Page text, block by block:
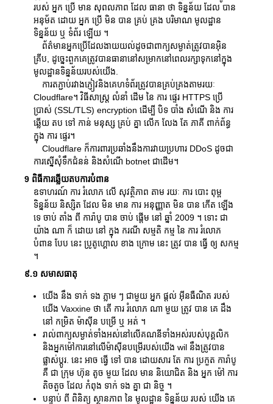
របស់ អ្នក ប្រើ មាន សុពលភាព ដែល ធានា ថា ទិន្នន័យ ដែល បាន
អនុម័ត ដោយ អ្នក ប្រើ មិន បាន គ្រប់ គ្រង បរិមាណ មូលដ្ឋាន
ទិន្នន័យ ឬ ទំព័រ ឡើយ ។
ព័ត៌មានអ្នកប្រើដែលងាយយល់ដូចជាពាក្យសម្ងាត់ត្រូវបានអ៊ិន
គ្រីប, ដូច្នេះពួកគេត្រូវបានធានានៅសម្រាកនៅពេលរក្សាទុកនៅក្នុង
មូលដ្ឋានទិន្នន័យរបស់យើង.
ការតភ្ជាប់រវាងភ្ញៀវនិងគេហទំព័រត្រូវបានគ្រប់គ្រងតាមរយៈ
Cloudflare។ វិធីសាស្ត្រ លំនាំ ដើម នៃ ការ ផ្ទេរ HTTPS ប្រើ
ប្រាស់ (SSL/TLS) encryption ដើម្បី បិទ បាំង សំណើ និង ការ
ឆ្លើយ តប ទៅ កាន់ មនុស្ស គ្រប់ គ្នា លើក លែង តែ ភាគី ពាក់ព័ន្ធ
ក្នុង ការ ផ្ទេរ។
Cloudflare ក៏ការពារប្រឆាំងនឹងការវាយប្រហារ DDoS ដូចជា
ការស្នើសុំទឹកជំនន់ និងសំណើ botnet ជាដើម។
9 ពិធីការឆ្លើយតបការបំពាន
ឧទាហរណ៍ ការ រំលោភ លើ សុវត្ថិភាព តាម រយៈ ការ បោះ ពុម្ព
ទិន្នន័យ និស្សិត ដែល មិន មាន ការ អនុញ្ញាត មិន បាន កើត ឡើង
ទេ ចាប់ តាំង ពី ការ៉ាបូ បាន ចាប់ ផ្តើម នៅ ឆ្នាំ 2009 ។ ទោះ ជា
យ៉ាង ណា ក៏ ដោយ នៅ ក្នុង ករណី សម្មតិ កម្ម នៃ ការ រំលោភ
បំពាន បែប នេះ ប្រូតូហ្គោល ខាង ក្រោម នេះ ត្រូវ បាន ធ្វើ ឲ្យ សកម្ម
។
៩.១ សមាសធាតុ
យើង នឹង ទាក់ ទង ភ្លាម ៗ ជាមួយ អ្នក ផ្តល់ អ៊ីនធឺណិត របស់
យើង Vaxxine ថា តើ ការ រំលោភ ណា មួយ ត្រូវ បាន គេ ដឹង
នៅ កម្រិត ម៉ាស៊ីន បម្រើ ឬ អត់ ។
រាល់ពាក្យសម្ងាត់ទាំងអស់នៅលើគណនីទាំងអស់របស់បុគ្គលិក
និងអ្នកម៉ៅការនៅលើម៉ាស៊ីនបម្រើរបស់យើង wil នឹងត្រូវបាន
ផ្លាស់ប្តូរ. នេះ អាច ធ្វើ ទៅ បាន ដោយសារ តែ ការ ប្រកួត ការ៉ាបូ
គឺ ជា ក្រុម ហ៊ុន តូច មួយ ដែល មាន និយោជិត និង អ្នក ម៉ៅ ការ
តិចតួច ដែល កំពុង ទាក់ ទង គ្នា ជា និច្ច ។
បន្ទាប់ ពី ពិនិត្យ ស្ថានភាព នៃ មូលដ្ឋាន ទិន្នន័យ របស់ យើង គេ